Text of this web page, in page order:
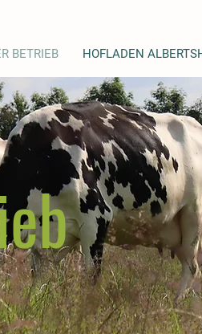
BETRIEB HOFLADEN